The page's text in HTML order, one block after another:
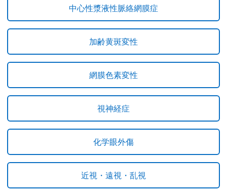
中心性漿液性脈絡網膜症
加齢黄斑変性
網膜色素変性
視神経症
化学眼外傷
近視・遠視・乱視